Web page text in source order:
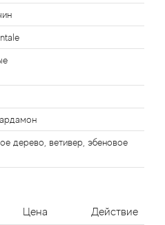
дерево, ветивер, эбеновое
Цена Действие